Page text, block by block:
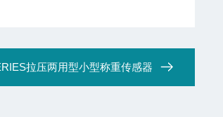
拉压两用型小型称重传感器